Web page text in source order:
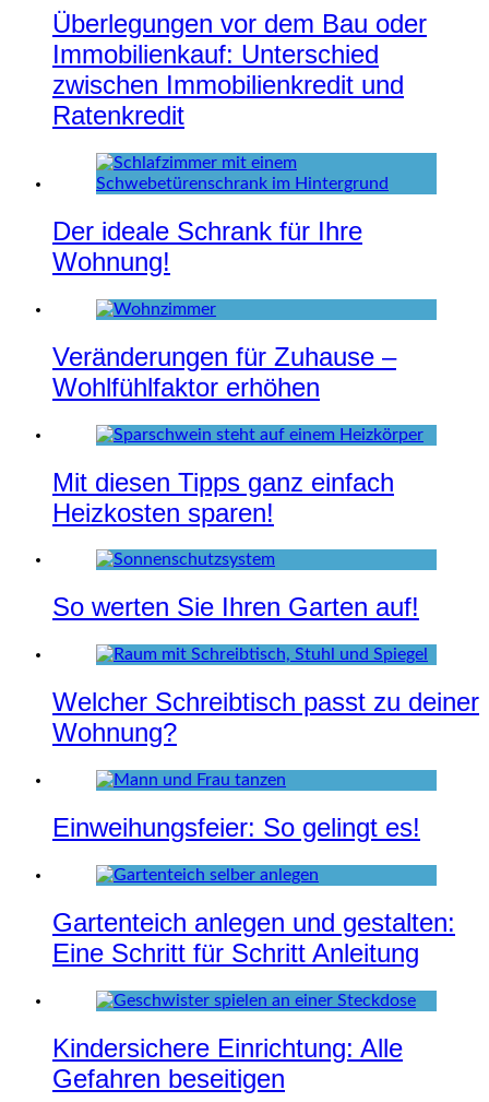
Überlegungen vor dem Bau oder
Immobilienkauf: Unterschied
zwischen Immobilienkredit und
Ratenkredit
Der ideale Schrank für Ihre
Wohnung!
Veränderungen für Zuhause –
Wohlfühlfaktor erhöhen
Mit diesen Tipps ganz einfach
Heizkosten sparen!
So werten Sie Ihren Garten auf!
Welcher Schreibtisch passt zu deiner
Wohnung?
Einweihungsfeier: So gelingt es!
Gartenteich anlegen und gestalten:
Eine Schritt für Schritt Anleitung
Kindersichere Einrichtung: Alle
Gefahren beseitigen